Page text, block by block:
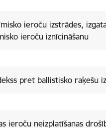
ieroču izstrādes,
ieroču iznīcināšanu
pret ballistisko raķešu
ieroču neizplatīšanas